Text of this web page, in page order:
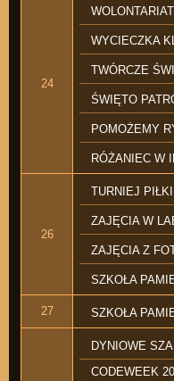
24
WYCIECZKA
TWÓRCZE
ŚWIĘTO
POMOŻEMY
RÓŻANIEC W
26
TURNIEJ
ZAJĘCIA W
ZAJĘCIA Z
SZKOŁA
27 SZKOŁA
DYNIOWE
CODEWEEK